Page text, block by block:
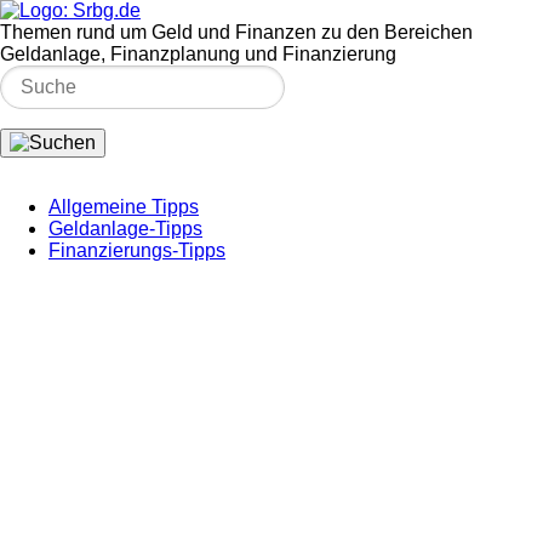
Themen rund um Geld und Finanzen zu den Bereichen
Geldanlage, Finanzplanung und Finanzierung
Allgemeine Tipps
Geldanlage-Tipps
Finanzierungs-Tipps